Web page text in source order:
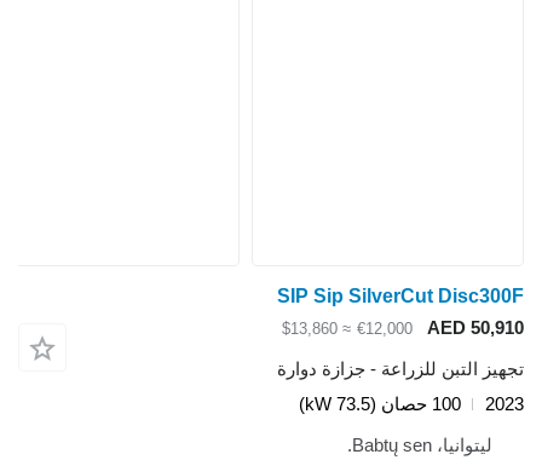
SIP Sip SilverCut Disc300F
AED 50,910
€12,000
≈ $13,860
تجهيز التبن للزراعة - جزازة دوارة
2023
100 حصان (73.5 kW)
ليتوانيا، Babtų sen.